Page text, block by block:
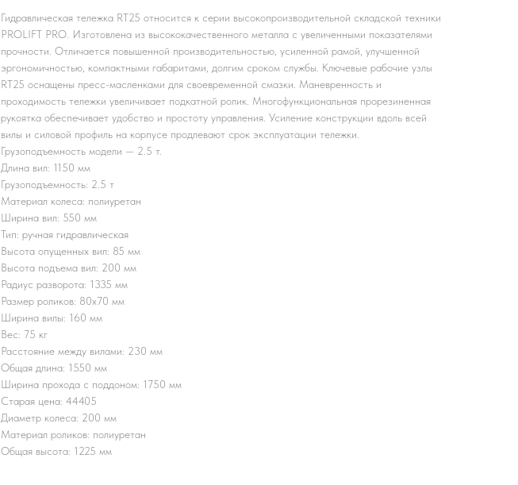
Гидравлическая тележка RT25 относится к серии высокопроизводительной складской техники
PROLIFT PRO. Изготовлена из высококачественного металла с увеличенными показателями
прочности. Отличается повышенной производительностью, усиленной рамой, улучшенной
эргономичностью, компактными габаритами, долгим сроком службы. Ключевые рабочие узлы
RT25 оснащены пресс-масленками для своевременной смазки. Маневренность и
проходимость тележки увеличивает подкатной ролик. Многофункциональная прорезиненная
рукоятка обеспечивает удобство и простоту управления. Усиление конструкции вдоль всей
вилы и силовой профиль на корпусе продлевают срок эксплуатации тележки.
Грузоподъемность модели — 2.5 т.
Длина вил: 1150 мм
Грузоподъемность: 2.5 т
Материал колеса: полиуретан
Ширина вил: 550 мм
Тип: ручная гидравлическая
Высота опущенных вил: 85 мм
Высота подъема вил: 200 мм
Радиус разворота: 1335 мм
Размер роликов: 80x70 мм
Ширина вилы: 160 мм
Вес: 75 кг
Расстояние между вилами: 230 мм
Общая длина: 1550 мм
Ширина прохода с поддоном: 1750 мм
Старая цена: 44405
Диаметр колеса: 200 мм
Материал роликов: полиуретан
Общая высота: 1225 мм